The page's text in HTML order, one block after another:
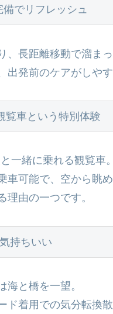
でリフレッシュ
、長距離移動で溜ま
出発前のケアがしや
覧車という特別体験
一緒に乗れる観覧車。
車可能で、空から眺め
理由の一つです。
持ちいい
海と橋を一望。
着用での気分転換散